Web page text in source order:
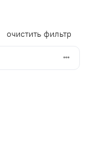
очистить фильтр